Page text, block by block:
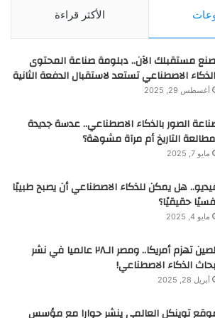
مستعدًا للمقابلة الرسمية بإجراء بعض
عليك إظهار هذا الاهتمام للطرف
“لقد قرأت أنكم فعلتم كذا وكذا في
أن بإمكاني تقديم الكثير للمشاريع
إطلاقها في الفترة المقبلة”، كفيلة
ينقل اهتمامك وحرصك على
الأكثر قراءة
مستقبلك الآن.. دبلومة صناعة المحتوى
الاصطناعي تستعد لاستقبال الدفعة الثانية
أغسطس 29, 2025
الصور بالذكاء الاصطناعي.. عدسة جديدة
التاريخ أم مرآة مشوهة؟
مايو 7, 2025
هل يمكن للذكاء الاصطناعي أن يصبح طبيبًا
حقيقيًا؟
مايو 4, 2025
الصين تهزم أمريكا.. ومصر الـ٢٨ عالميا في نشر
الذكاء الاصطناعي!
أبريل 28, 2025
توينكل العالمي ينشر حوارا مع مؤسس